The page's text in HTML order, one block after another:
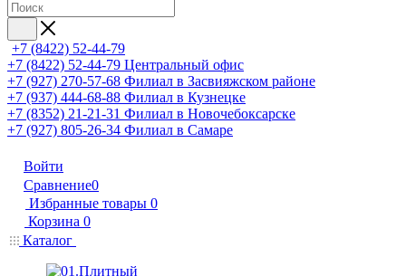
+7 (8422) 52-44-79
+7 (8422) 52-44-79 Центральный офис
+7 (927) 270-57-68 Филиал в Засвияжском районе
+7 (937) 444-68-88 Филиал в Кузнецке
+7 (8352) 21-21-31 Филиал в Новочебоксарске
+7 (927) 805-26-34 Филиал в Самаре
Войти
Сравнение0
Избранные товары 0
Корзина 0
Каталог